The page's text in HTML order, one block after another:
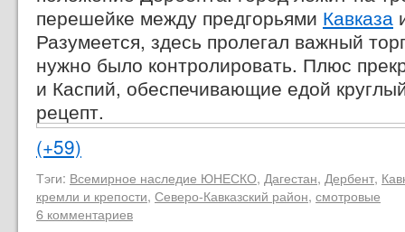
перешейке между предгорьями Кавказа
Разумеется, здесь пролегал важный
нужно было контролировать. Плюс
и Каспий, обеспечивающие едой
рецепт.
(+59)
Тэги: Всемирное наследие ЮНЕСКО, Дагестан, Дербент,
кремли и крепости, Северо-Кавказский район, смотровые
6 комментариев